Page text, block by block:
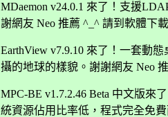
MDaemon v24.0.1 來了！支援
謝網友 Neo 推薦 ^_^ 請到軟體下
EarthView v7.9.10 來了！一套動
攝的地球的樣貌。謝謝網友 Neo
MPC-BE v1.7.2.46 Beta 中文版來
統資源佔用比率低，程式完全免